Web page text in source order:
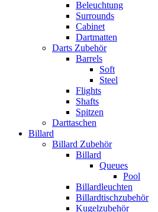
Beleuchtung
Surrounds
Cabinet
Dartmatten
Darts Zubehör
Barrels
Soft
Steel
Flights
Shafts
Spitzen
Darttaschen
Billard
Billard Zubehör
Billard
Queues
Pool
Billardleuchten
Billardtischzubehör
Kugelzubehör